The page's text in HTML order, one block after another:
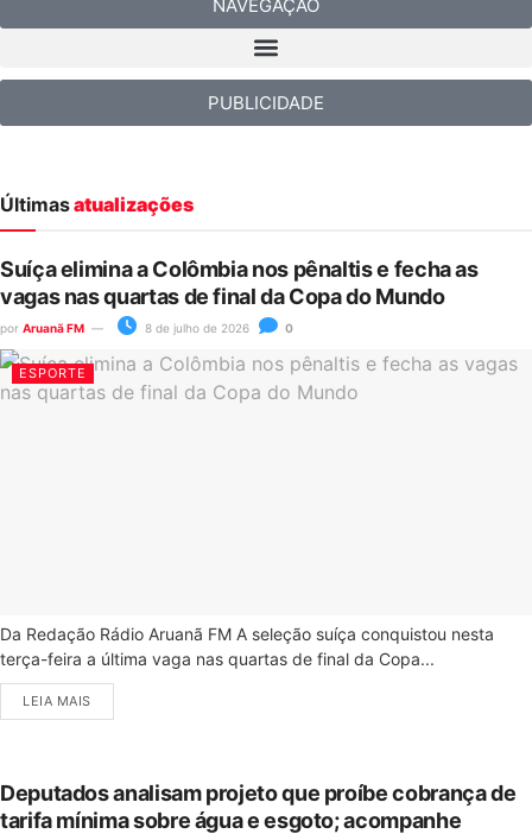
NAVEGAÇÃO
PUBLICIDADE
Últimasatualizações
Suíça elimina a Colômbia nos pênaltis e fecha as
vagas nas quartas de final da Copa do Mundo
por Aruanã FM 8 de julho de 2026 0
ESPORTE
Da Redação Rádio Aruanã FM A seleção suíça conquistou nesta
terça-feira a última vaga nas quartas de final da Copa...
LEIA MAIS
Deputados analisam projeto que proíbe cobrança de
tarifa mínima sobre água e esgoto; acompanhe